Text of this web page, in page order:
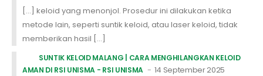
[…] keloid yang menonjol. Prosedur ini dilakukan ketika
metode lain, seperti suntik keloid, atau laser keloid, tidak
memberikan hasil […]
SUNTIK KELOID MALANG | CARA MENGHILANGKAN KELOID
AMAN DI RSI UNISMA - RSI UNISMA
14 September 2025